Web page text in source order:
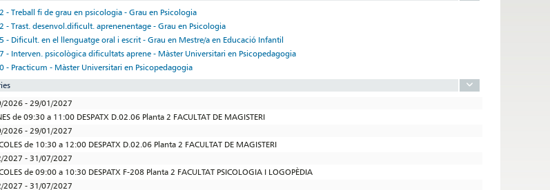
- Treball fi de grau en psicologia - Grau en Psicologia
- Trast. desenvol.dificult. aprenenentage - Grau en Psicologia
- Dificult. en el llenguatge oral i escrit - Grau en Mestre/a en Educació Infantil
- Interven. psicològica dificultats aprene - Màster Universitari en Psicopedagogia
- Practicum - Màster Universitari en Psicopedagogia
2026 - 29/01/2027
de 09:30 a 11:00 DESPATX D.02.06 Planta 2 FACULTAT DE MAGISTERI
2026 - 29/01/2027
de 10:30 a 12:00 DESPATX D.02.06 Planta 2 FACULTAT DE MAGISTERI
2027 - 31/07/2027
de 09:00 a 10:30 DESPATX F-208 Planta 2 FACULTAT PSICOLOGIA I LOGOPÈDIA
2027 - 31/07/2027